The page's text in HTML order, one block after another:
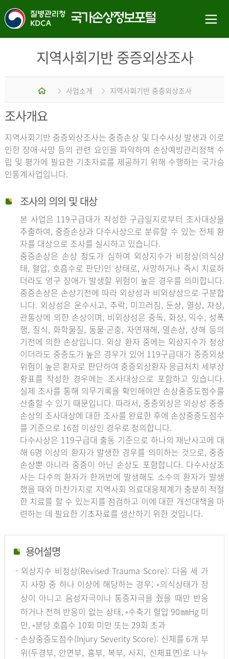
지역사회기반 중증외상조사
홈 사업소개 지역사회기반 중증외상조사
조사개요
지역사회기반 중증외상조사는 중증손상 및 다수사상 발생과 이로
인한 장애·사망 등의 관련 요인을 파악하여 손상예방관리정책 수
립 및 평가에 필요한 기초자료를 제공하기 위해 수행하는 국가승
인통계사업입니다.
조사의 의의 및 대상
본 사업은 119구급대가 작성한 구급일지로부터 조사대상을
추출하여, 중증손상과 다수사상으로 분류할 수 있는 전체 환
자를 대상으로 조사를 실시하고 있습니다.
중증손상은 손상 정도가 심하여 외상지수가 비정상(의식상
태, 혈압, 호흡수로 판단)인 상태로, 사망하거나 즉시 치료하
더라도 영구 장애가 발생할 위험이 높은 경우를 의미합니다.
중증손상은 손상기전에 따라 외상성과 비외상성으로 구분합
니다. 외상성은 운수사고, 추락, 미끄러짐, 둔상, 열상, 자상,
관통상에 의한 손상이며, 비외상성은 중독, 화상, 익수, 성폭
행, 질식, 화학물질, 동물·곤충, 자연재해, 열손상, 상해 등의
기전에 의한 손상입니다. 외상 환자 중에는 외상지수가 정상
이더라도 중증도가 높은 경우가 있어 119구급대가 중증외상
위험이 높은 환자로 판단하여 중증외상환자 응급처치 세부상
황표를 작성한 경우에는 조사대상으로 포함하고 있습니다.
실제 조사를 통해 의무기록을 확인해야만 손상중증도점수를
산출할 수 있기 때문입니다. 따라서, 중증외상은 외상성 중증
손상의 조사대상에 대한 조사를 완료한 후에 손상중증도점수
를 기준으로 16점 이상인 경우로 정의합니다.
다수사상은 119구급대 출동 기준으로 하나의 재난사고에 대
해 6명 이상의 환자가 발생한 경우를 의미하는 것으로, 중증
손상뿐 아니라 중증이 아닌 손상도 포함합니다. 다수사상조
사는 다수의 환자가 한꺼번에 발생해도 소수의 환자가 발생
했을 때와 마찬가지로 지역사회 의료대응체계가 충분히 적절
한 치료를 할 수 있는지를 점검하고 이에 대한 개선대책을 마
련하는 데 필요한 기초자료를 생산하기 위한 것입니다.
용어설명
- 외상지수 비정상(Revised Trauma Score): 다음 세 가
지 사항 중 하나 이상에 해당하는 경우; ◦의식상태가 정
상이 아니고 음성자극이나 통증자극을 줬을 때만 반응
하거나 전혀 반응이 없는 상태, ◦수축기 혈압 90㎜Hg 미
만, ◦분당 호흡수 10회 미만 또는 29회 초과
- 손상중증도점수(Injury Severity Score): 신체를 6개 부
위(두경부, 안면부, 흉부, 복부, 사지, 신체표면)로 나누